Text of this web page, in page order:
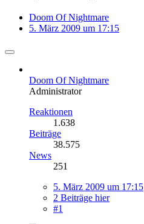
Doom Of Nightmare
5. März 2009 um 17:15
Doom Of Nightmare
Administrator
Reaktionen
1.638
Beiträge
38.575
News
251
5. März 2009 um 17:15
2 Beiträge hier
#1